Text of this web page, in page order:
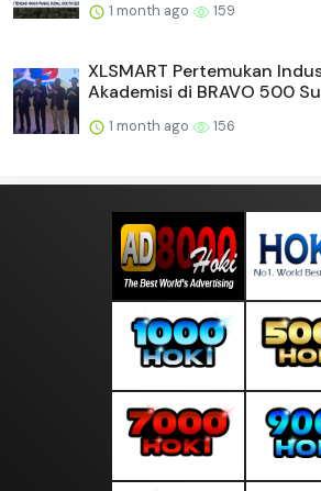
1 month ago 159
XLSMART Pertemukan
Akademisi di BRAVO 500
1 month ago 156